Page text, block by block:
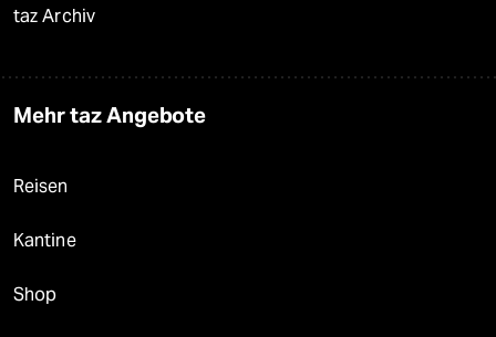
taz Archiv
Mehr taz Angebote
Reisen
Kantine
Shop